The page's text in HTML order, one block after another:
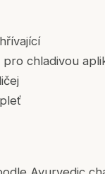
chladivou